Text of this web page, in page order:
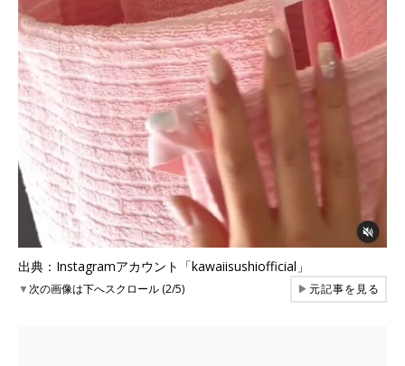
出典：Instagramアカウント「kawaiisushiofficial」
▼次の画像は下へスクロール (2/5) ▶元記事を見る